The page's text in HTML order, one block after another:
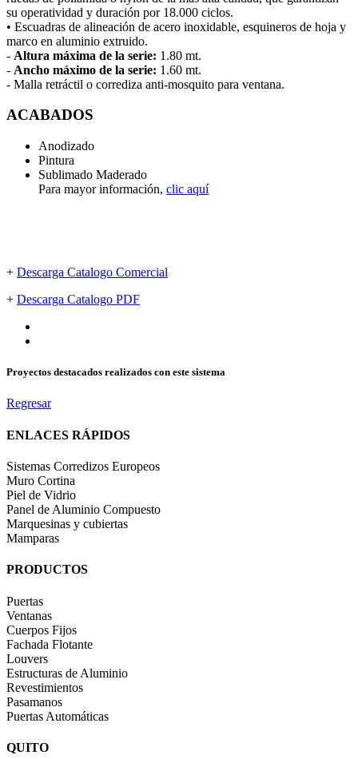
su operatividad y duración por 18.000 ciclos.
• Escuadras de alineación de acero inoxidable, esquineros de hoja y
marco en aluminio extruido.
- Altura máxima de la serie: 1.80 mt.
- Ancho máximo de la serie: 1.60 mt.
- Malla retráctil o corrediza anti-mosquito para ventana.
ACABADOS
Anodizado
Pintura
Sublimado Maderado
Para mayor información, clic aquí
+ Descarga Catalogo Comercial
+ Descarga Catalogo PDF
Proyectos destacados realizados con este sistema
Regresar
ENLACES RÁPIDOS
Sistemas Corredizos Europeos
Muro Cortina
Piel de Vidrio
Panel de Aluminio Compuesto
Marquesinas y cubiertas
Mamparas
PRODUCTOS
Puertas
Ventanas
Cuerpos Fijos
Fachada Flotante
Louvers
Estructuras de Aluminio
Revestimientos
Pasamanos
Puertas Automáticas
QUITO